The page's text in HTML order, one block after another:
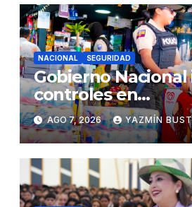
NACIONAL SEGURIDAD
Gobierno
controles en
establecimientos y
públicos de
operativos en
comerciales y de
concurrencia
AGO 7, 2026 YAZMÍN